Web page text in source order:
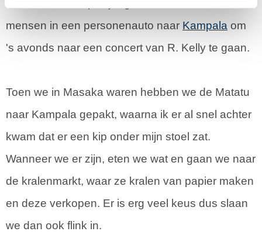
ziekenhuizen. Op vrijdag vertrekken we met 12
mensen in een personenauto naar Kampala om
's avonds naar een concert van R. Kelly te gaan.
Toen we in Masaka waren hebben we de Matatu
naar Kampala gepakt, waarna ik er al snel achter
kwam dat er een kip onder mijn stoel zat.
Wanneer we er zijn, eten we wat en gaan we naar
de kralenmarkt, waar ze kralen van papier maken
en deze verkopen. Er is erg veel keus dus slaan
we dan ook flink in.